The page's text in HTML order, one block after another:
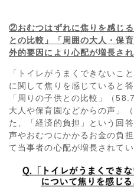
②おむつはずれに焦りを感じ
との比較」「周囲の大人・保育
外的要因により心配が増長さ
「トイレがうまくできないこ
に関して焦りを感じていると
「周りの子供との比較」（
大人や保育園などからの声」
た、「経済的負担」という回
声やおむつにかかるお金の負
て当事者の心配が増長されて